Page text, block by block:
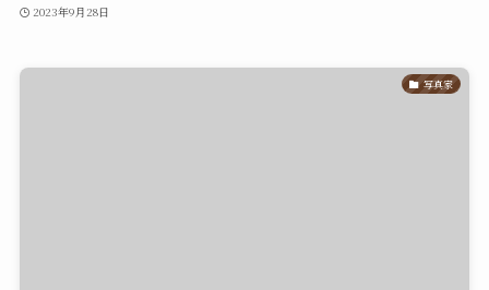
2023年9月28日
写真家